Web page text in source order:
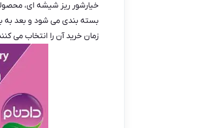
خیارشور ریز شیشه ای،
بسته بندی می شود و بعد به
زمان خرید آن را انتخاب می